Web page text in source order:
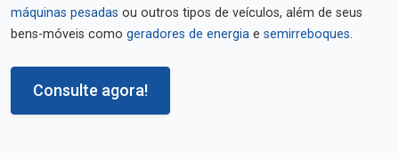
máquinas pesadas ou outros tipos de veículos, além de seus
bens-móveis como geradores de energia e semirreboques.
Consulte agora!